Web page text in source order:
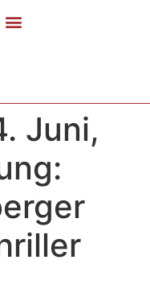
Juni,